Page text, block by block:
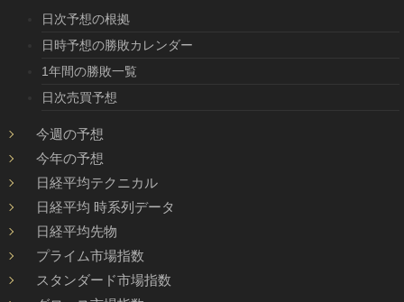
日次予想の根拠
日時予想の勝敗カレンダー
1年間の勝敗一覧
日次売買予想
今週の予想
今年の予想
日経平均テクニカル
日経平均 時系列データ
日経平均先物
プライム市場指数
スタンダード市場指数